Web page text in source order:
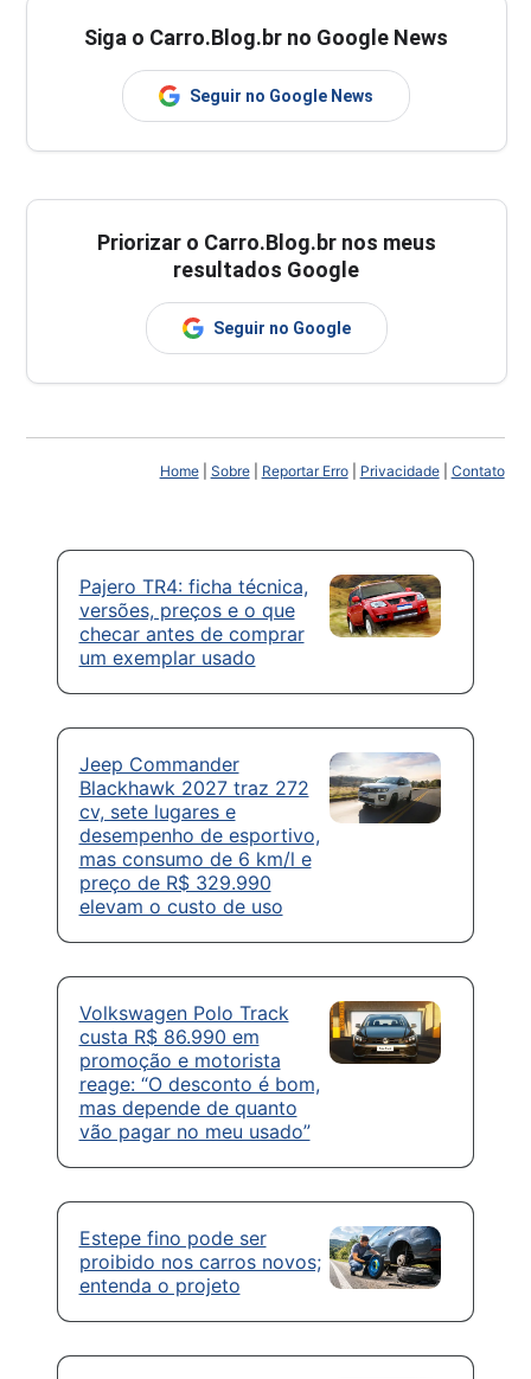
Siga o Carro.Blog.br no Google News
Seguir no Google News
Priorizar o Carro.Blog.br nos meus
resultados Google
Seguir no Google
Home| Sobre| Reportar Erro| Privacidade| Contato
Pajero TR4: ficha técnica,
versões, preços e o que
checar antes de comprar
um exemplar usado
Jeep Commander
Blackhawk 2027 traz 272
cv, sete lugares e
desempenho de esportivo,
mas consumo de 6 km/l e
preço de R$ 329.990
elevam o custo de uso
Volkswagen Polo Track
custa R$ 86.990 em
promoção e motorista
reage: “O desconto é bom,
mas depende de quanto
vão pagar no meu usado”
Estepe fino pode ser
proibido nos carros novos;
entenda o projeto